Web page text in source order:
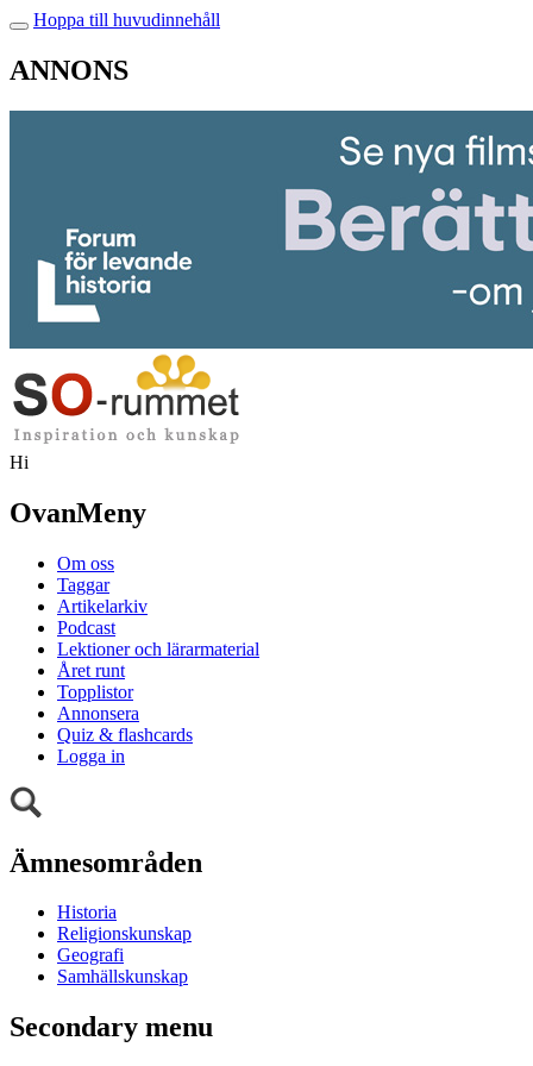
Hoppa till huvudinnehåll
ANNONS
Hi
OvanMeny
Om oss
Taggar
Artikelarkiv
Podcast
Lektioner och lärarmaterial
Året runt
Topplistor
Annonsera
Quiz & flashcards
Logga in
Ämnesområden
Historia
Religionskunskap
Geografi
Samhällskunskap
Secondary menu